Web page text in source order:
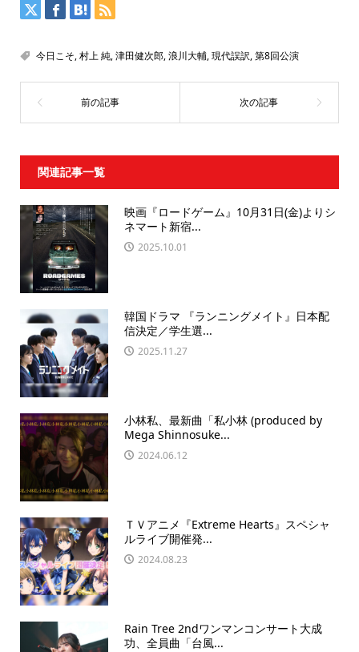
今日こそ,村上 純,津田健次郎,浪川大輔,現代誤訳,第8回公演
関連記事一覧
映画『ロードゲーム』10月31日(金)よりシ
ネマート新宿...
2025.10.01
韓国ドラマ 『ランニングメイト』日本配
信決定／学生選...
2025.11.27
小林私、最新曲「私小林 (produced by
Mega Shinnosuke...
2024.06.12
ＴＶアニメ『Extreme Hearts』スペシャ
ルライブ開催発...
2024.08.23
Rain Tree 2ndワンマンコンサート大成
功、全員曲「台風...